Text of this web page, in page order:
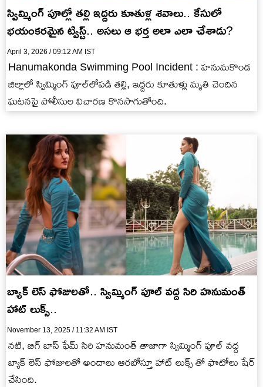
స్విమ్మింగ్ పూల్లో తల్లి ఇద్దరు కూతుళ్ల శవాలు.. కేసులో
భయంకరమైన ట్విస్ట్.. అసలు ఆ భర్త అలా ఎలా చేశాడు?
April 3, 2026 / 09:12 AM IST
Hanumakonda Swimming Pool Incident : హనుమకొండ
జిల్లాలో స్విమ్మింగ్ పూల్‌లోపడి తల్లి, ఇద్దరు కూతుళ్లు మృతి చెందిన
ఘటనపై పోలీసుల విచారణ కొనసాగుతోంది.
బ్యాక్ లెస్ ఫోజులతో.. స్విమ్మింగ్ పూల్ వద్ద సిరి హనుమంత్
హాట్ లుక్స్..
November 13, 2025 / 11:32 AM IST
నటి, బిగ్ బాస్ ఫేమ్ సిరి హనుమంత్ తాజాగా స్విమ్మింగ్ పూల్ వద్ద
బ్యాక్ లెస్ ఫోజులతో అందాలు ఆరబోస్తూ హాట్ లుక్స్ తో ఫొటోలు షేర్
చేసింది.